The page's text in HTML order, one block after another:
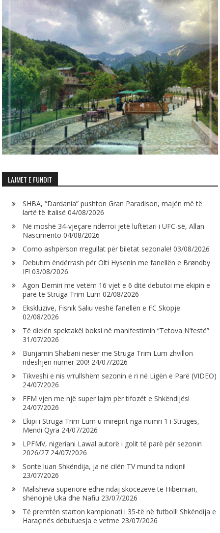
LAJMET E FUNDIT
SHBA, “Dardania” pushton Gran Paradison, majën më të
lartë të Italisë 04/08/2026
Në moshë 34-vjeçare ndërroi jetë luftëtari i UFC-së, Allan
Nascimento 04/08/2026
Como ashpërson rregullat për biletat sezonale! 03/08/2026
Debutim ëndërrash për Olti Hysenin me fanellën e Brøndby
IF! 03/08/2026
Agon Demiri me vetëm 16 vjet e 6 ditë debutoi me ekipin e
parë të Struga Trim Lum 02/08/2026
Ekskluzive, Fisnik Saliu veshë fanellën e FC Skopje
02/08/2026
Të dielën spektakël boksi në manifestimin “Tetova N’festë”
31/07/2026
Bunjamin Shabani nesër me Struga Trim Lum zhvillon
ndeshjen numër 200! 24/07/2026
Tikveshi e nis vrrullshëm sezonin e ri në Ligën e Parë (VIDEO)
24/07/2026
FFM vjen me një super lajm për tifozët e Shkëndijës!
24/07/2026
Ekipi i Struga Trim Lum u mirëprit nga numri 1 i Strugës,
Mendi Qyra 24/07/2026
LPFMV, nigeriani Lawal autorë i golit të parë për sezonin
2026/27 24/07/2026
Sonte luan Shkëndija, ja në cilën TV mund ta ndiqni!
23/07/2026
Malisheva superiore edhe ndaj skocezëve të Hibernian,
shënojnë Uka dhe Nafiu 23/07/2026
Të premtën starton kampionati i 35-të në futboll! Shkëndija e
Haraçinës debutuesja e vetme 23/07/2026